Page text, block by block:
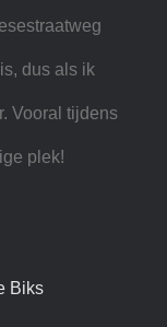
dus als ik
Vooral tijdens
plek!